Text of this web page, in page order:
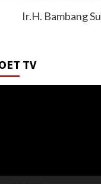
Ir.H. Bambang
TV